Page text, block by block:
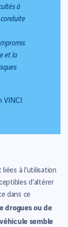
à
et la
VINCI
à l’utilisation
d’altérer
dans ce
drogues ou de
semble